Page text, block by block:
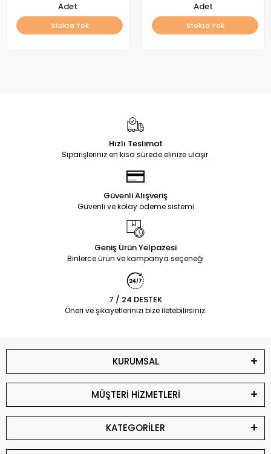
Adet
Stokta Yok
Adet
Stokta Yok
Hızlı Teslimat
Siparişleriniz en kısa sürede elinize ulaşır.
Güvenli Alışveriş
Güvenli ve kolay ödeme sistemi
Geniş Ürün Yelpazesi
Binlerce ürün ve kampanya seçeneği
7 / 24 DESTEK
Öneri ve şikayetlerinizi bize iletebilirsiniz.
KURUMSAL
MÜŞTERİ HİZMETLERİ
KATEGORİLER